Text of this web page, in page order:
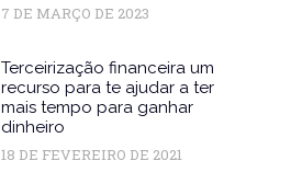
7 DE MARÇO DE 2023
Terceirização financeira um
recurso para te ajudar a ter
mais tempo para ganhar
dinheiro
18 DE FEVEREIRO DE 2021